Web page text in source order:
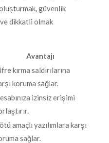
güvenlik
ve dikkatli olmak
Avantajı
kırma saldırılarına
koruma sağlar.
izinsiz erişimi
amaçlı yazılımlara karşı
sağlar.